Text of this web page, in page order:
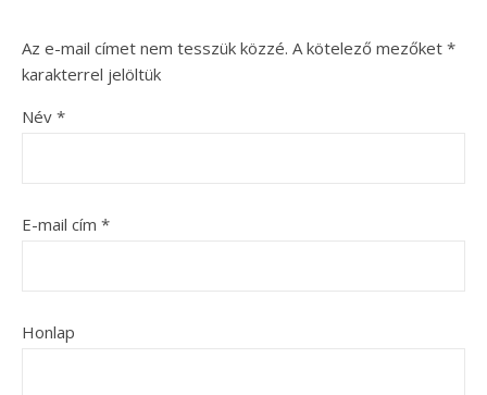
Az e-mail címet nem tesszük közzé. A kötelező mezőket *
karakterrel jelöltük
Név *
E-mail cím *
Honlap